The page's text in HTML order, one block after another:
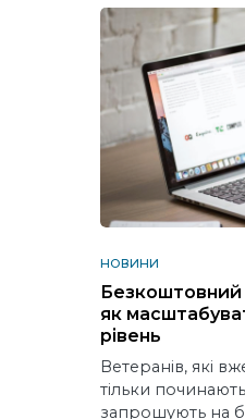
НОВИНИ
Безкоштовний
як
рівень
Ветеранів, які
тільки
запрошують на